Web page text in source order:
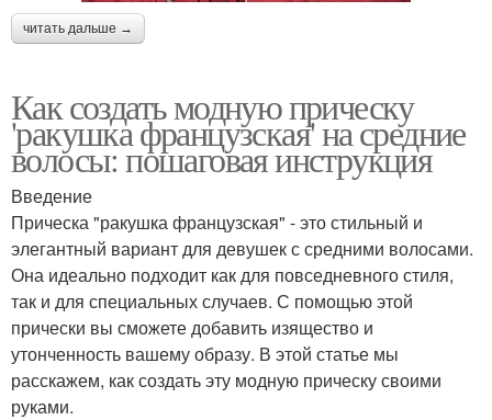
читать дальше →
Как создать модную прическу
'ракушка французская' на средние
волосы: пошаговая инструкция
Введение
Прическа "ракушка французская" - это стильный и
элегантный вариант для девушек с средними волосами.
Она идеально подходит как для повседневного стиля,
так и для специальных случаев. С помощью этой
прически вы сможете добавить изящество и
утонченность вашему образу. В этой статье мы
расскажем, как создать эту модную прическу своими
руками.